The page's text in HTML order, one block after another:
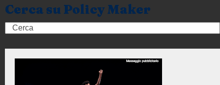
Cerca su Policy Maker
Search